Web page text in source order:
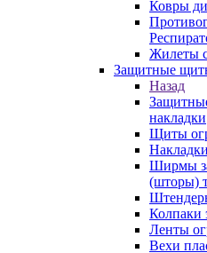
Ковры
Жилеты
Защитные
Назад
накладки
Щиты
Ширмы
(шторы)
Колпаки
Ленты
Вехи